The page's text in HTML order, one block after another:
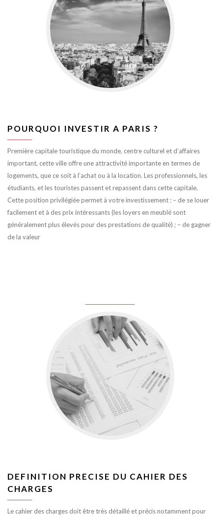
POURQUOI INVESTIR A PARIS ?
Première capitale touristique du monde, centre culturel et d’affaires
important, cette ville offre une attractivité importante en termes de
logements, que ce soit à l’achat ou à la location. Les professionnels, les
étudiants, et les touristes passent et repassent dans cette capitale.
Cette position privilégiée permet à votre investissement : – de se louer
facilement et à des prix intéressants (les loyers en meublé sont
généralement plus élevés pour des prestations de qualité) ; – de gagner
de la valeur
DEFINITION PRECISE DU CAHIER DES
CHARGES
Le cahier des charges doit être très détaillé et précis notamment pour